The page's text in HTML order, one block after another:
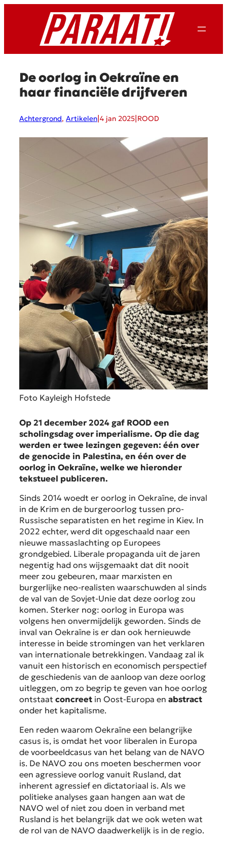
De oorlog in Oekraïne en
haar financiële drijfveren
Achtergrond, Artikelen 4 jan 2025 ROOD
Foto Kayleigh Hofstede
Op 21 december 2024 gaf ROOD een
scholingsdag over imperialisme. Op die dag
werden er twee lezingen gegeven: één over
de genocide in Palestina, en één over de
oorlog in Oekraïne, welke we hieronder
tekstueel publiceren.
Sinds 2014 woedt er oorlog in Oekraïne, de inval
in de Krim en de burgeroorlog tussen pro-
Russische separatisten en het regime in Kiev. In
2022 echter, werd dit opgeschaald naar een
nieuwe massaslachting op Europees
grondgebied. Liberale propaganda uit de jaren
negentig had ons wijsgemaakt dat dit nooit
meer zou gebeuren, maar marxisten en
burgerlijke neo-realisten waarschuwden al sinds
de val van de Sovjet-Unie dat deze oorlog zou
komen. Sterker nog: oorlog in Europa was
volgens hen onvermijdelijk geworden. Sinds de
inval van Oekraïne is er dan ook hernieuwde
interesse in beide stromingen van het verklaren
van internationale betrekkingen. Vandaag zal ik
vanuit een historisch en economisch perspectief
de geschiedenis van de aanloop van deze oorlog
uitleggen, om zo begrip te geven van hoe oorlog
ontstaat concreet in Oost-Europa en abstract
onder het kapitalisme.
Een reden waarom Oekraïne een belangrijke
casus is, is omdat het voor liberalen in Europa
de voorbeeldcasus van het belang van de NAVO
is. De NAVO zou ons moeten beschermen voor
een agressieve oorlog vanuit Rusland, dat
inherent agressief en dictatoriaal is. Als we
politieke analyses gaan hangen aan wat de
NAVO wel of niet zou doen in verband met
Rusland is het belangrijk dat we ook weten wat
de rol van de NAVO daadwerkelijk is in de regio.